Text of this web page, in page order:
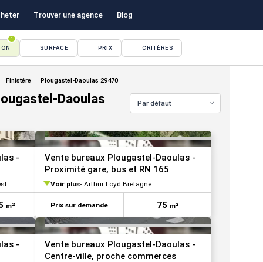
Trouver une agence Blog
1
SURFACE PRIX CRITÈRES
Finistére Plougastel-Daoulas 29470
Daoulas Par défaut
-
m²
VOIR TOUTES LES PHOTOS
Vente bureaux Plougastel-Daoulas -
Proximité gare, bus et RN 165
Voir plus Arthur Loyd Bretagne
Prix sur demande 75 m²
VOIR TOUTES LES PHOTOS
-
VOIR TOUTES LES PHOTOS
Vente bureaux Plougastel-Daoulas -
Centre-ville, proche commerces